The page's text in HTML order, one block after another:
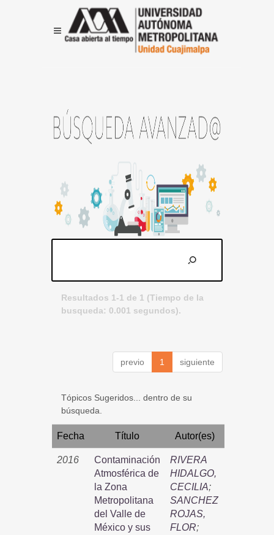
Resultados 1-1 de 1 (Tiempo de la
busqueda: 0.001 segundos).
previo 1 siguiente
Tópicos Sugeridos... dentro de su
búsqueda.
Fecha Título Autor(es)
2016
Contaminación
Atmosférica de
la Zona
Metropolitana
del Valle de
México y sus
RIVERA
HIDALGO,
CECILIA;
SANCHEZ
ROJAS,
FLOR;